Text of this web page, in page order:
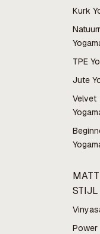
Kurk
TPE
Jute
Velvet
STIJL
Power